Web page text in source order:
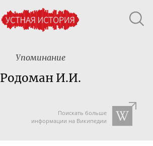
Упоминание
Родоман И.И.
Поискать больше
информации на Википедии